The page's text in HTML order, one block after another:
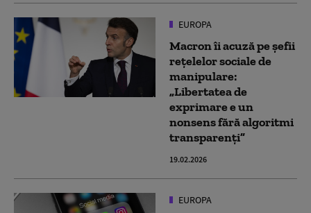
EUROPA
Macron îi acuză pe șefii
rețelelor sociale de
manipulare:
„Libertatea de
exprimare e un
nonsens fără algoritmi
transparenți”
19.02.2026
EUROPA